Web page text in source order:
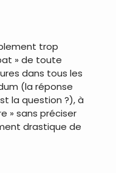
trop
» de toute
dans tous les
(la réponse
la question ?), à
» sans préciser
drastique de